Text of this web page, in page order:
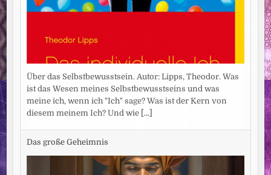
Über das Selbstbewusstsein. Autor: Lipps, Theodor. Was
ist das Wesen meines Selbstbewusstseins und was
meine ich, wenn ich "Ich" sage? Was ist der Kern von
diesem meinem Ich? Und wie [...]
Das große Geheimnis